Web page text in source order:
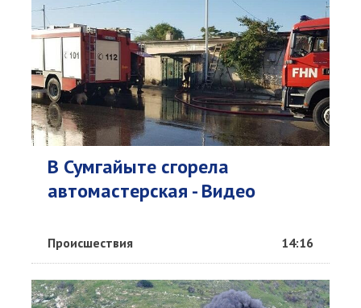
В Сумгайыте сгорела
автомастерская - Видео
Происшествия 14:16